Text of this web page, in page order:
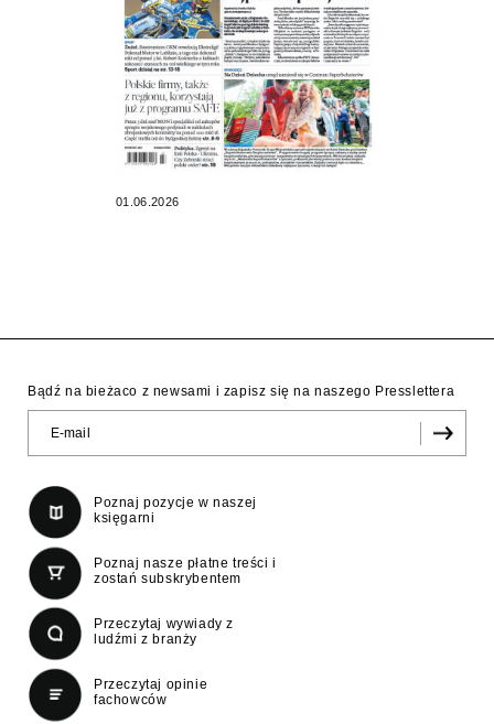
01.06.2026
Bądź na bieżaco z newsami i zapisz się na naszego Presslettera
Poznaj pozycje w naszej
księgarni
Poznaj nasze płatne treści i
zostań subskrybentem
Przeczytaj wywiady z
ludźmi z branży
Przeczytaj opinie
fachowców